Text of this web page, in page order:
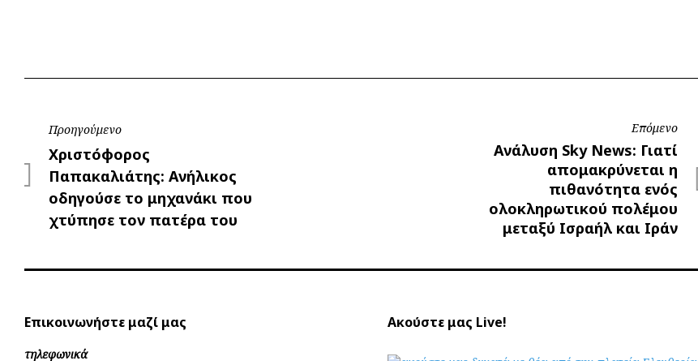
Πλοήγηση
άρθρων
Προηγούμενο
Προηγούμενο
Χριστόφορος
Παπακαλιάτης: Ανήλικος
οδηγούσε το μηχανάκι που
χτύπησε τον πατέρα του
Επόμενο
Επόμενο
Ανάλυση Sky News: Γιατί
απομακρύνεται η
πιθανότητα ενός
ολοκληρωτικού πολέμου
μεταξύ Ισραήλ και Ιράν
Επικοινωνήστε μαζί μας
τηλεφωνικά
Ακούστε μας Live!